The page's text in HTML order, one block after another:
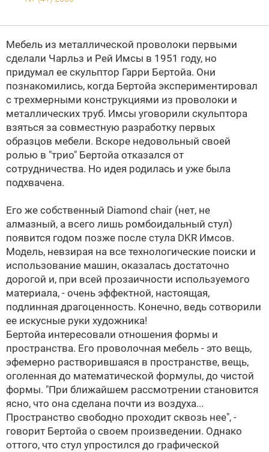
Мебель из металлической проволоки первыми
сделали Чарльз и Рей Имсы в 1951 году, но
придумал ее скульптор Гарри Бертойа. Они
познакомились, когда Бертойа экспериментировал
с трехмерными конструкциями из проволоки и
металлических труб. Имсы уговорили скульптора
взяться за совместную разработку первых
образцов мебели. Вскоре недовольный своей
ролью в "трио" Бертойа отказался от
сотрудничества. Но идея родилась и уже была
подхвачена.
Его же собственный Diamond chair (нет, не
алмазный, а всего лишь ромбоидальный стул)
появится годом позже после стула DKR Имсов.
Модель, невзирая на все технологические поиски и
использование машин, оказалась достаточно
дорогой и, при всей прозаичности используемого
материала, - очень эффектной, настоящая,
подлинная драгоценность. Конечно, ведь сотворили
ее искусные руки художника!
Бертойа интересовали отношения формы и
пространства. Его проволочная мебель - это вещь,
эфемерно растворившаяся в пространстве, вещь,
оголенная до математической формулы, до чистой
формы. "При ближайшем рассмотрении становится
ясно, что она сделана почти из воздуха...
Пространство свободно проходит сквозь нее", -
говорит Бертойа о своем произведении. Однако
оттого, что стул упростился до графической